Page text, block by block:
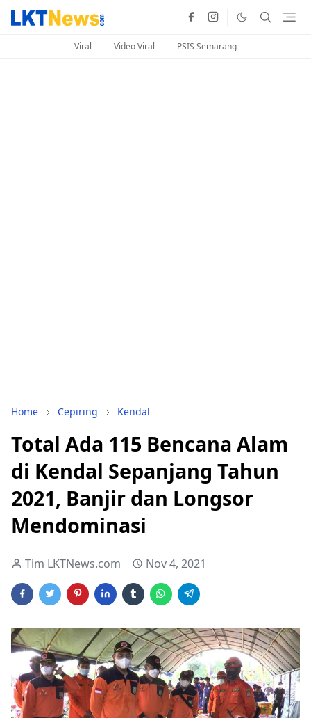
Viral Video Viral PSIS Semarang
Home Cepiring Kendal
Total Ada 115 Bencana Alam
di Kendal Sepanjang Tahun
2021, Banjir dan Longsor
Mendominasi
Tim LKTNews.com Nov 4, 2021